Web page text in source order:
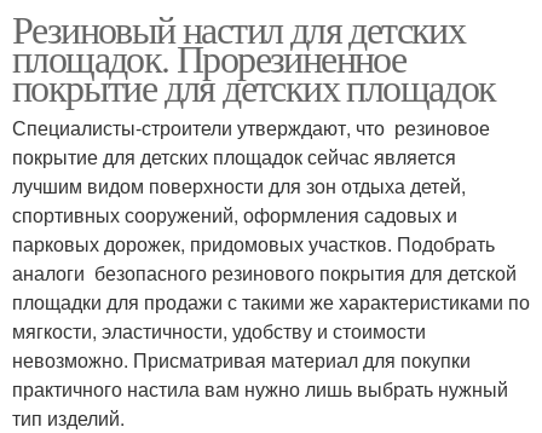
Резиновый настил для детских
площадок. Прорезиненное
покрытие для детских площадок
Специалисты-строители утверждают, что резиновое
покрытие для детских площадок сейчас является
лучшим видом поверхности для зон отдыха детей,
спортивных сооружений, оформления садовых и
парковых дорожек, придомовых участков. Подобрать
аналоги безопасного резинового покрытия для детской
площадки для продажи с такими же характеристиками по
мягкости, эластичности, удобству и стоимости
невозможно. Присматривая материал для покупки
практичного настила вам нужно лишь выбрать нужный
тип изделий.